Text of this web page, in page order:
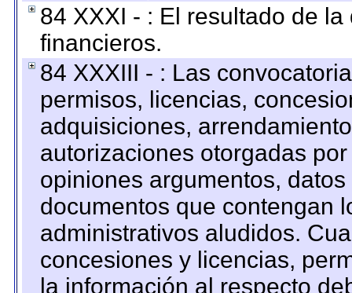
84 XXXI - : El resultado de
financieros.
84 XXXIII - : Las
permisos, licencias,
adquisiciones,
autorizaciones otorgadas
opiniones argumentos,
documentos que contengan
administrativos aludidos.
concesiones y licencias,
la información al respecto